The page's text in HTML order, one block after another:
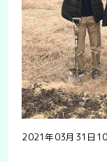
2021年03月31日